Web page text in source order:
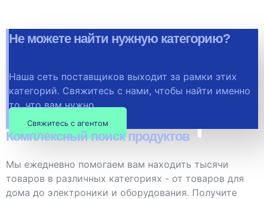
Не можете найти нужную категорию?
Наша сеть поставщиков выходит за рамки этих
категорий. Свяжитесь с нами, чтобы найти именно
то, что вам нужно.
Свяжитесь с агентом
Наши
Комплексный поиск продуктов
Мы ежедневно помогаем вам находить тысячи
товаров в различных категориях - от товаров для
дома до электроники и оборудования. Получите